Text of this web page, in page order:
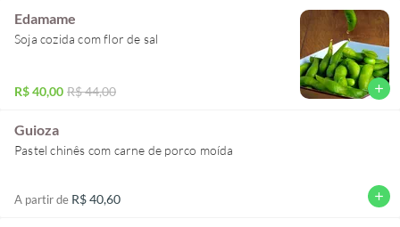
Edamame
Soja cozida com flor de sal
R$ 40,00 R$ 44,00 add
Guioza
Pastel chinês com carne de porco moída
A partir de R$ 40,60 add